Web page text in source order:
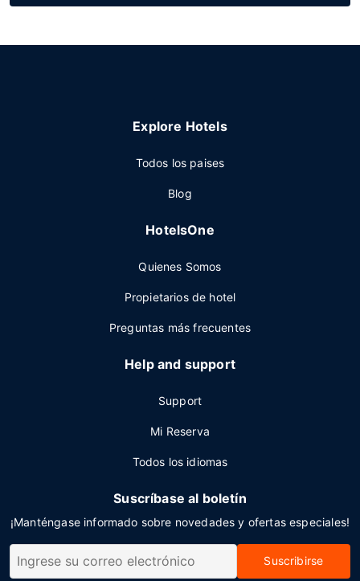
Explore Hotels
Todos los paises
Blog
HotelsOne
Quienes Somos
Propietarios de hotel
Preguntas más frecuentes
Help and support
Support
Mi Reserva
Todos los idiomas
Suscríbase al boletín
¡Manténgase informado sobre novedades y ofertas especiales!
Suscribirse